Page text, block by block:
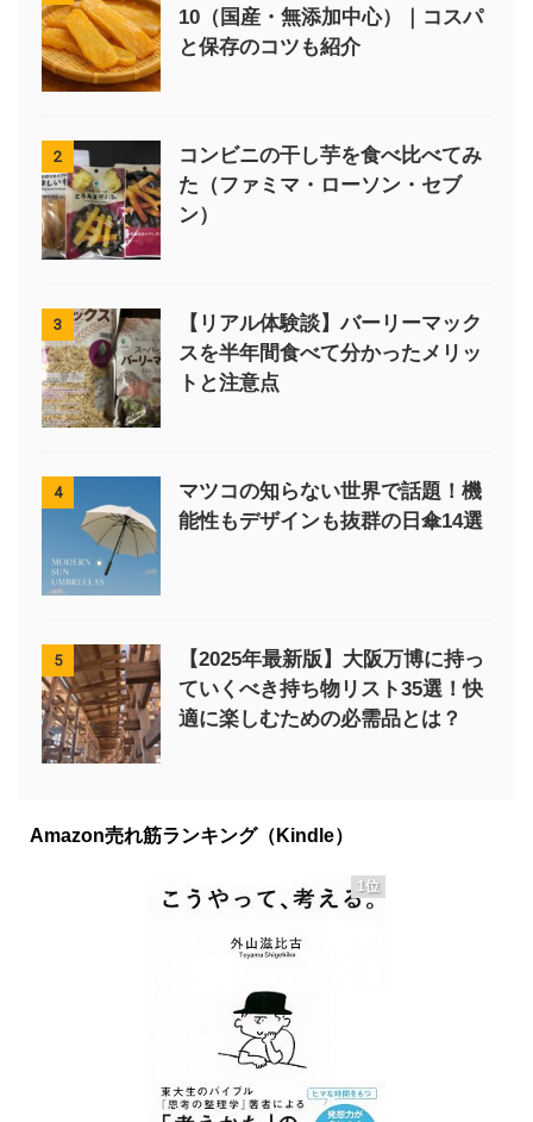
10（国産・無添加中心）｜コスパ
と保存のコツも紹介
2
コンビニの干し芋を食べ比べてみ
た（ファミマ・ローソン・セブ
ン）
3
【リアル体験談】バーリーマック
スを半年間食べて分かったメリッ
トと注意点
4
マツコの知らない世界で話題！機
能性もデザインも抜群の日傘14選
5
【2025年最新版】大阪万博に持っ
ていくべき持ち物リスト35選！快
適に楽しむための必需品とは？
Amazon売れ筋ランキング（Kindle）
1位